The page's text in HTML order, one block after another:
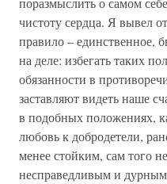
чистоту сердца. Я вывел
правило – единственное,
на деле: избегать таких
обязанности в
заставляют видеть наше
в подобных положениях,
любовь к добродетели,
менее стойким, сам того
несправедливым и дурным